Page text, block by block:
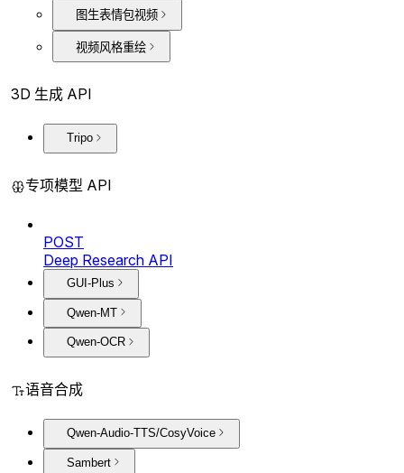
图生表情包视频
视频风格重绘
3D 生成 API
Tripo
专项模型 API
POST
Deep Research API
GUI-Plus
Qwen-MT
Qwen-OCR
语音合成
Qwen-Audio-TTS/CosyVoice
Sambert